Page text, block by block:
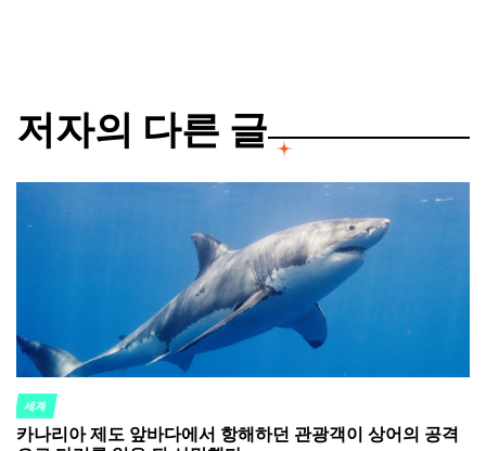
저자의 다른 글
POSTED
IN
세계
카나리아 제도 앞바다에서 항해하던 관광객이 상어의 공격